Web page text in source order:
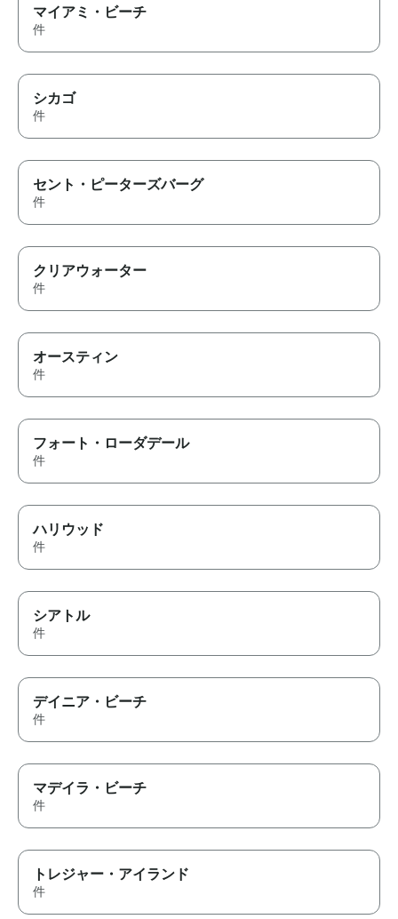
マイアミ・ビーチ
件
シカゴ
件
セント・ピーターズバーグ
件
クリアウォーター
件
オースティン
件
フォート・ローダデール
件
ハリウッド
件
シアトル
件
デイニア・ビーチ
件
マデイラ・ビーチ
件
トレジャー・アイランド
件